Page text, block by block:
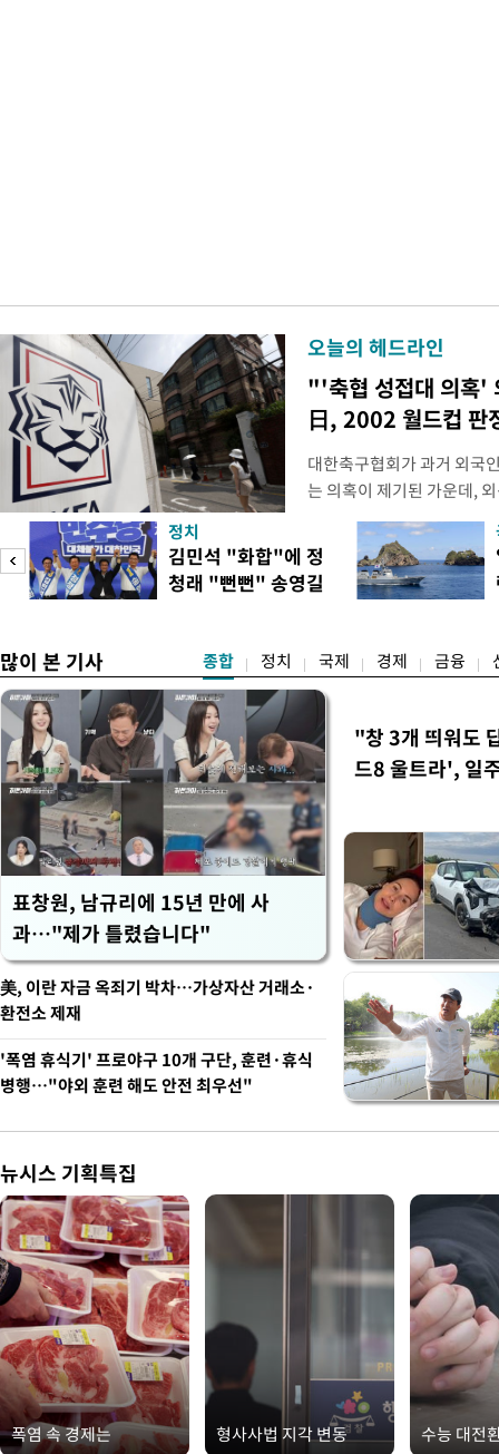
오늘의 헤드라인
"'축협 성접대 의혹'
日, 2002 월드컵 판
대한축구협회가 과거 외국
는 의혹이 제기된 가운데,
도하면서 파장이 커지고
광부가 2016년 작성한 감
2011년 3월부터 2012년 3
에 참여한 외국인 심판들에
정치
김민석 "화합"에 정
청래 "뻔뻔" 송영길
많이 본 기사 종합 정치 국제 경제 금융
표창원, 남규리에 15년 만에 사
과…"제가 틀렸습니다"
"창 3개 띄워도
드8 울트라', 일
美, 이란 자금 옥죄기 박차…가상자산 거래소·
환전소 제재
'폭염 휴식기' 프로야구 10개 구단, 훈련·휴식
병행…"야외 훈련 해도 안전 최우선"
뉴시스 기획특집
폭염 속 경제는 형사사법 지각 변동 수능 대전